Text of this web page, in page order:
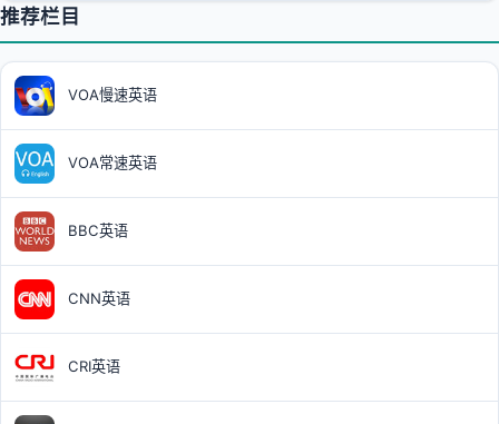
推荐栏目
VOA慢速英语
VOA常速英语
BBC英语
CNN英语
CRI英语